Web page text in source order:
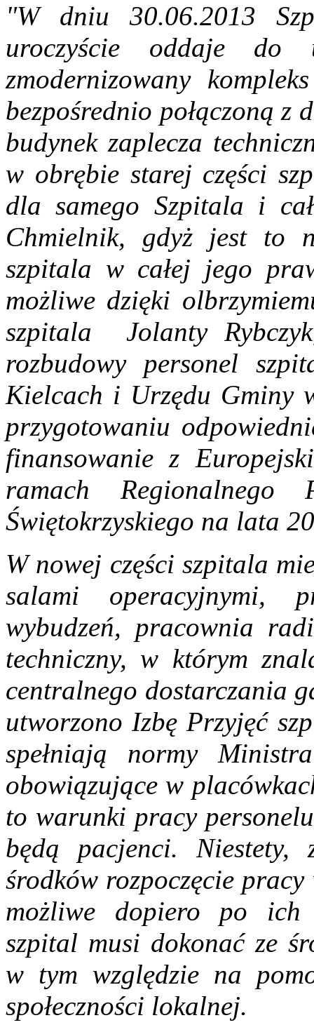
"W dniu 30.06.2013
uroczyście oddaje do
zmodernizowany
bezpośrednio połączoną z
budynek zaplecza
w obrębie starej części
dla samego Szpitala i
Chmielnik, gdyż jest to
szpitala w całej jego
możliwe dzięki
szpitala Jolanty
rozbudowy personel
Kielcach i Urzędu Gminy
przygotowaniu
finansowanie z
ramach Regionalnego
Świętokrzyskiego na lata
W nowej części szpitala
salami operacyjnymi,
wybudzeń, pracownia
techniczny, w którym
centralnego dostarczania
utworzono Izbę Przyjęć
spełniają normy
obowiązujące w
to warunki pracy
będą pacjenci.
środków rozpoczęcie
możliwe dopiero po ich
szpital musi dokonać ze
w tym względzie na
społeczności lokalnej.